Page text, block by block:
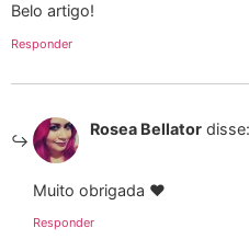
Belo artigo!
Responder
Rosea Bellator disse:
Muito obrigada ♥
Responder